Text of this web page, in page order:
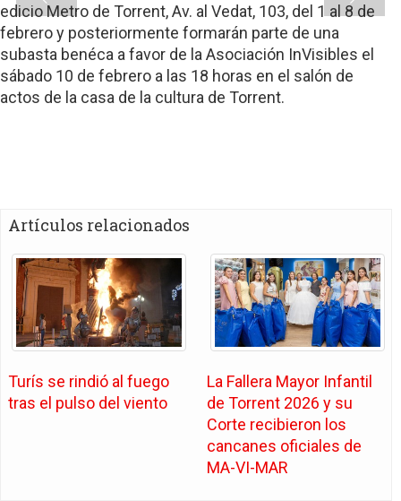
edi­cio Metro de Torrent, Av. al Vedat, 103, del 1 al 8 de
febrero y posteriormente formarán parte de una
subasta bené­ca a favor de la Asociación InVisibles el
sábado 10 de febrero a las 18 horas en el salón de
actos de la casa de la cultura de Torrent.
Artículos relacionados
Turís se rindió al fuego
tras el pulso del viento
La Fallera Mayor Infantil
de Torrent 2026 y su
Corte recibieron los
cancanes oficiales de
MA-VI-MAR